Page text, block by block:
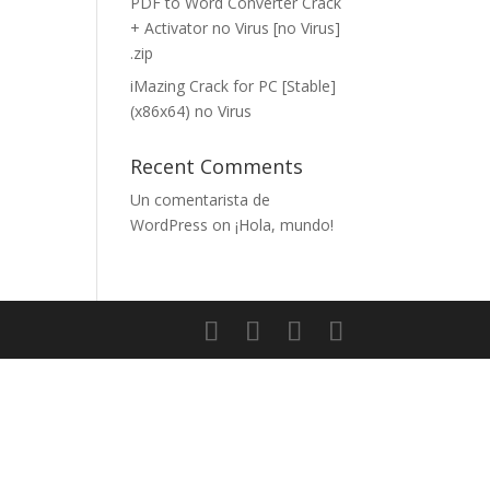
+ Activator no Virus [no Virus]
.zip
iMazing Crack for PC [Stable]
(x86x64) no Virus
Recent Comments
Un comentarista de
WordPress on¡Hola, mundo!